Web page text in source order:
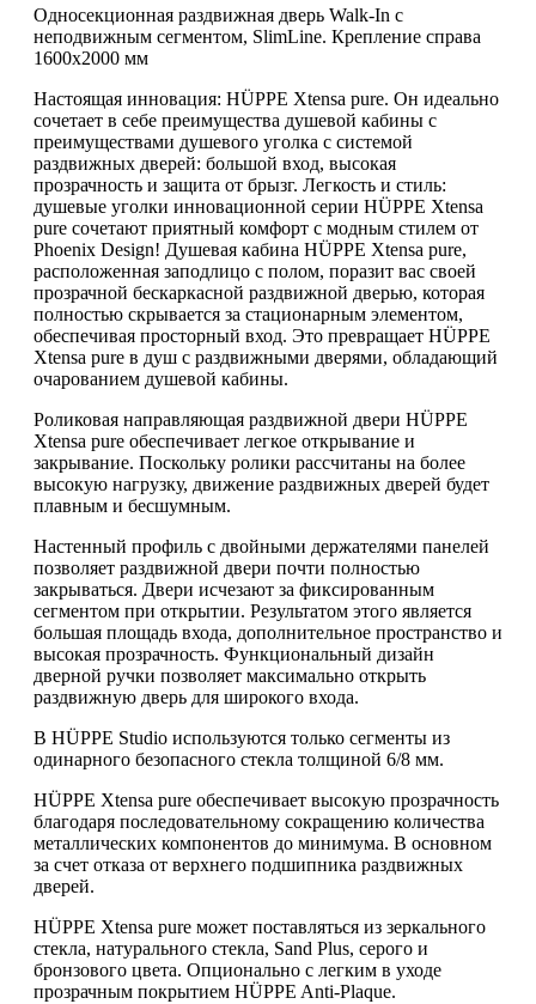
Односекционная раздвижная дверь Walk-In с
неподвижным сегментом, SlimLine. Крепление справа
1600х2000 мм
Настоящая инновация: HÜPPE Xtensa pure. Он идеально
сочетает в себе преимущества душевой кабины с
преимуществами душевого уголка с системой
раздвижных дверей: большой вход, высокая
прозрачность и защита от брызг. Легкость и стиль:
душевые уголки инновационной серии HÜPPE Xtensa
pure сочетают приятный комфорт с модным стилем от
Phoenix Design! Душевая кабина HÜPPE Xtensa pure,
расположенная заподлицо с полом, поразит вас своей
прозрачной бескаркасной раздвижной дверью, которая
полностью скрывается за стационарным элементом,
обеспечивая просторный вход. Это превращает HÜPPE
Xtensa pure в душ с раздвижными дверями, обладающий
очарованием душевой кабины.
Роликовая направляющая раздвижной двери HÜPPE
Xtensa pure обеспечивает легкое открывание и
закрывание. Поскольку ролики рассчитаны на более
высокую нагрузку, движение раздвижных дверей будет
плавным и бесшумным.
Настенный профиль с двойными держателями панелей
позволяет раздвижной двери почти полностью
закрываться. Двери исчезают за фиксированным
сегментом при открытии. Результатом этого является
большая площадь входа, дополнительное пространство и
высокая прозрачность. Функциональный дизайн
дверной ручки позволяет максимально открыть
раздвижную дверь для широкого входа.
В HÜPPE Studio используются только сегменты из
одинарного безопасного стекла толщиной 6/8 мм.
HÜPPE Xtensa pure обеспечивает высокую прозрачность
благодаря последовательному сокращению количества
металлических компонентов до минимума. В основном
за счет отказа от верхнего подшипника раздвижных
дверей.
HÜPPE Xtensa pure может поставляться из зеркального
стекла, натурального стекла, Sand Plus, серого и
бронзового цвета. Опционально с легким в уходе
прозрачным покрытием HÜPPE Anti-Plaque.